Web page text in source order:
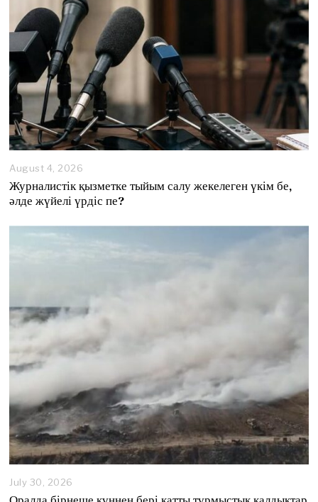
August 4, 2026
g
u
6
Журналистік қызметке тыйым салу жекелеген үкім бе,
әлде жүйелі үрдіс пе?
July 30, 2026